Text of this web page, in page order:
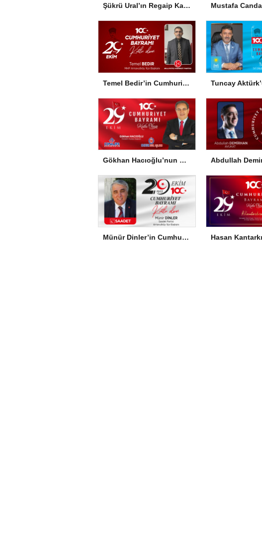
Şükrü Ural’ın Regaip Kandili Mesajı
Temel Bedir’in Cumhuriyet Bayramı Mesajı
Gökhan Hacıoğlu’nun Cumhuriyet Bayramı Mesajı
Münür Dinler’in Cumhuriyet Bayramı Mesajı